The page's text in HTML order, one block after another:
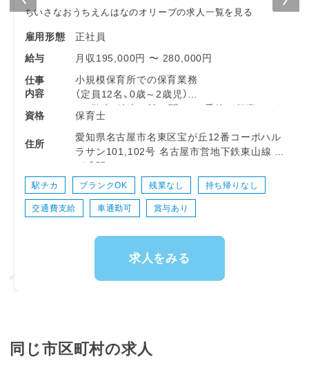
ちいさなおうちえんはなのオリーブの求人一覧を見る
雇用形態
正社員
給与
月収195,000円 〜 280,000円
仕事
内容
小規模保育所での保育業務
（定員12名、0歳～2歳児）
・お散歩、絵本の読み聞かせ、季節の行事にちな
んだ遊びなど
資格 保育士
住所
愛知県名古屋市名東区宝が丘12番コーポハル
ラサン101,102号 名古屋市営地下鉄東山線 藤
が丘駅
駅チカ ブランクOK 残業なし 持ち帰りなし
交通費支給 車通勤可 賞与あり
求人をみる
同じ市区町村の求人